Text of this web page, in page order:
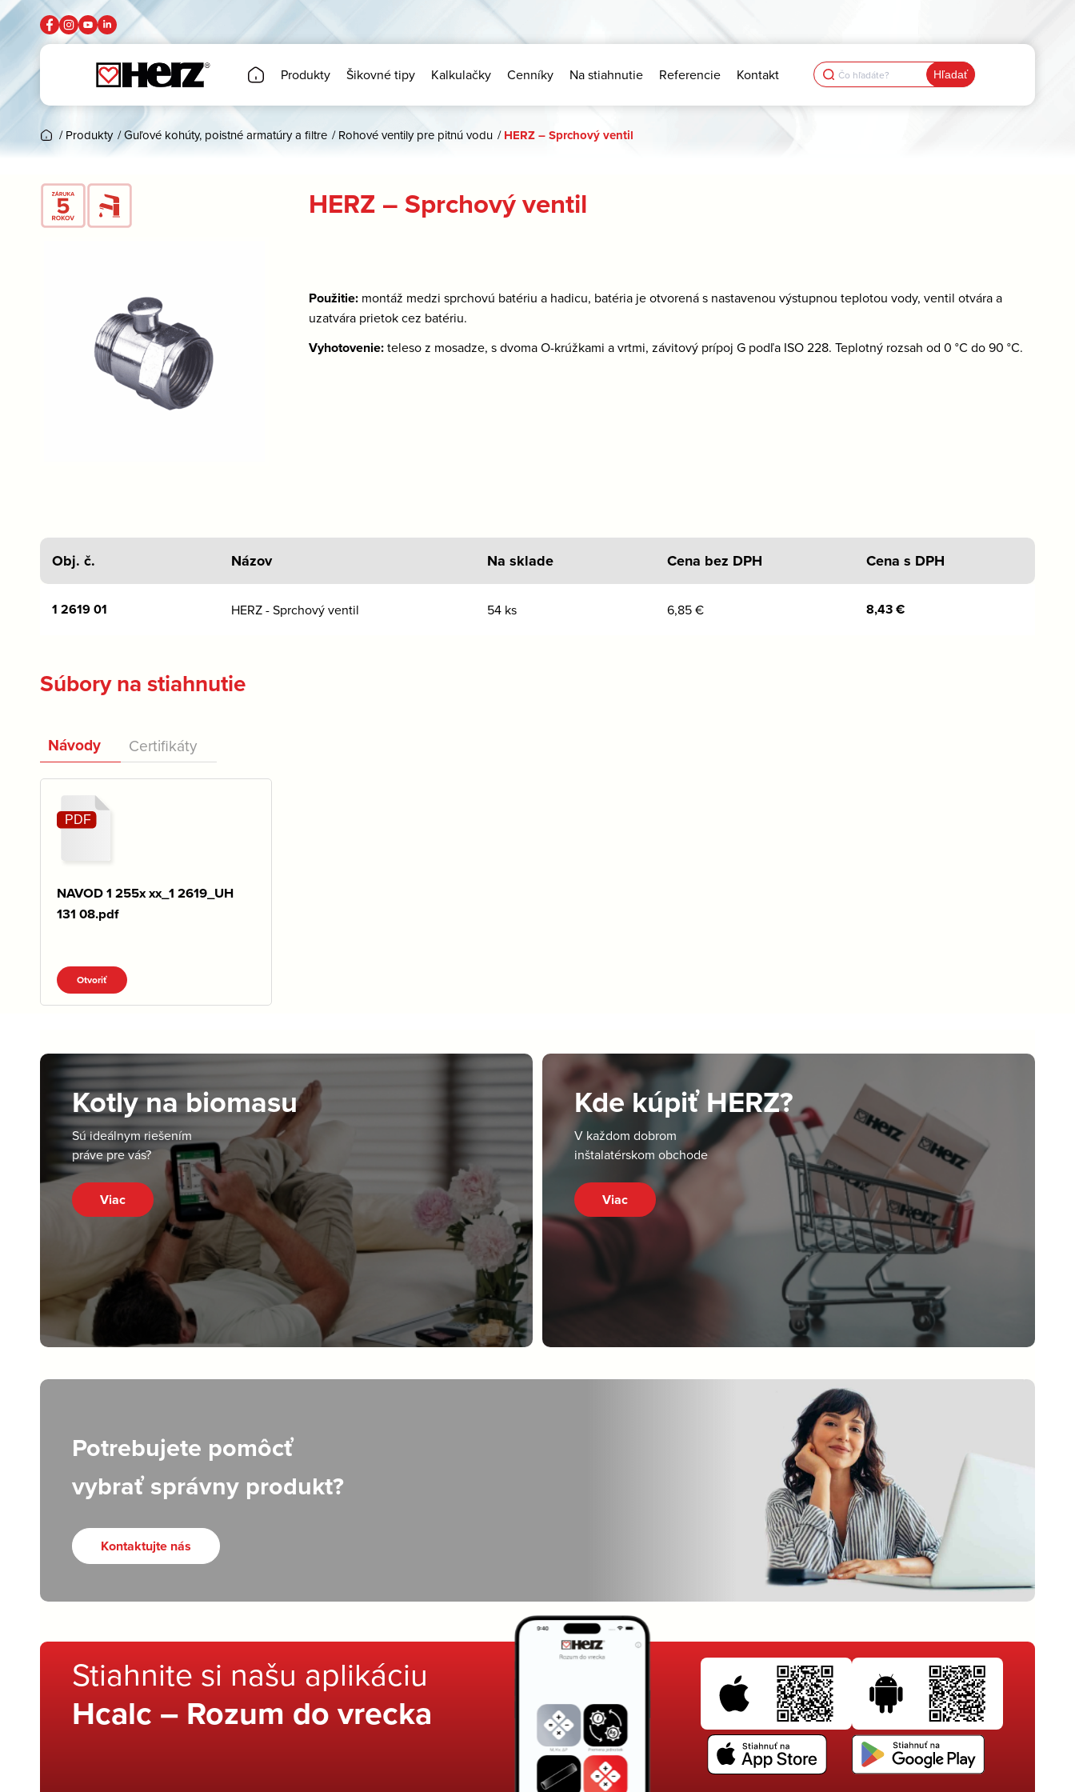
Produkty Šikovné tipy Kalkulačky Cenníky Na stiahnutie Referencie Kontakt Search
for:
/ Produkty /Guľové kohúty, poistné armatúry a filtre / Rohové ventily pre pitnú vodu / HERZ – Sprchový ventil
HERZ – Sprchový ventil
Použitie: montáž medzi sprchovú batériu a hadicu, batéria je otvorená s nastavenou výstupnou teplotou vody, ventil otvára a
uzatvára prietok cez batériu.
Vyhotovenie:teleso z mosadze, s dvoma O-krúžkami a vrtmi, závitový prípoj G podľa ISO 228. Teplotný rozsah od 0 °C do 90 °C.
Obj. č. Názov Na sklade Cena bez DPH Cena s DPH
1 2619 01 HERZ - Sprchový ventil 54 ks 6,85€ 8,43€
Súbory na stiahnutie
Návody Certifikáty
NAVOD 1 255x xx_1 2619_UH
131 08.pdf
Otvoriť
Kotly na biomasu
Sú ideálnym riešením
práve pre vás?
Viac
Kde kúpiť HERZ?
V každom dobrom
inštalatérskom obchode
Viac
Potrebujete pomôcť
vybrať správny produkt?
Kontaktujte nás
Stiahnite si našu aplikáciu
Hcalc – Rozum do vrecka